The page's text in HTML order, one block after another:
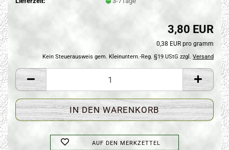
3,80 EUR
0,38 EUR pro gramm
Kein Steuerausweis gem. Kleinuntern.-Reg. §19 UStG zzgl. Versand
AUF DEN MERKZETTEL